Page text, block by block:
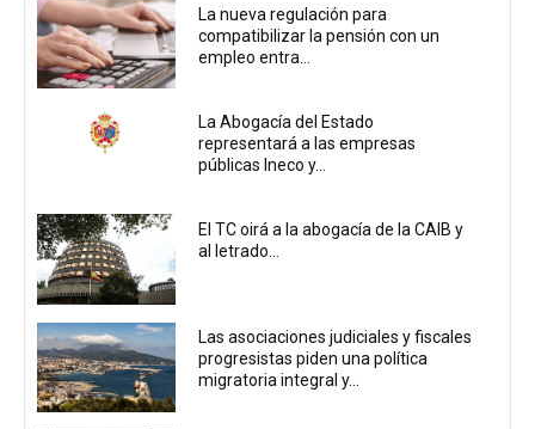
La nueva regulación para
compatibilizar la pensión con un
empleo entra...
La Abogacía del Estado
representará a las empresas
públicas Ineco y...
El TC oirá a la abogacía de la CAIB y
al letrado...
Las asociaciones judiciales y fiscales
progresistas piden una política
migratoria integral y...